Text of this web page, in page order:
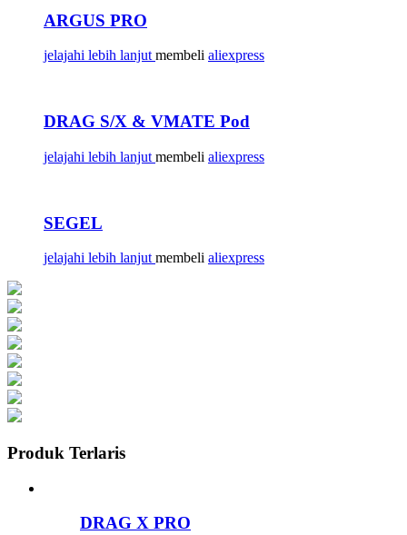
ARGUS PRO
jelajahi lebih lanjutmembeli aliexpress
DRAG S/X & VMATE Pod
jelajahi lebih lanjut membeli aliexpress
SEGEL
jelajahi lebih lanjut membeli aliexpress
Produk Terlaris
DRAG X PRO